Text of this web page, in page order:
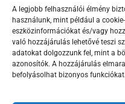
A legjobb felhasználói élmény
használunk, mint például a
eszközinformációkat és/vagy
való hozzájárulás lehetővé teszi
adatokat dolgozzunk fel, mint a
azonosítók. A hozzájárulás
befolyásolhat bizonyos funkciókat.
Élőállat kereskedés
Forgalmazott termékeink
Szaktanácsadás /